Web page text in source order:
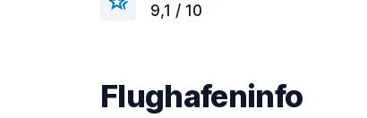
9,1 / 10
Flughafeninfo